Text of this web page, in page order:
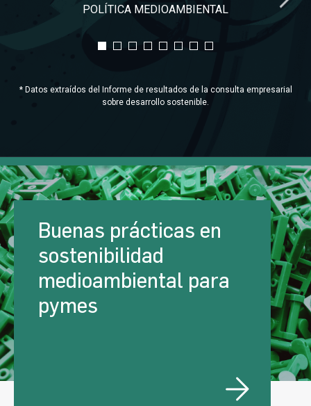
POLÍTICA MEDIOAMBIENTAL
* Datos extraídos del Informe de resultados de la consulta empresarial
sobre desarrollo sostenible.
Buenas prácticas en
sostenibilidad
medioambiental para
pymes